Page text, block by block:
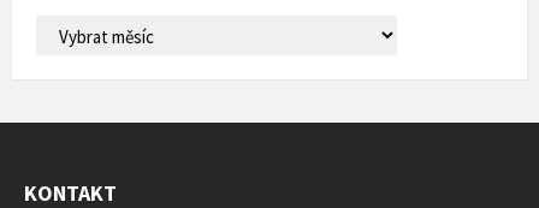
ARCHIV
AKTUALIT
KONTAKT